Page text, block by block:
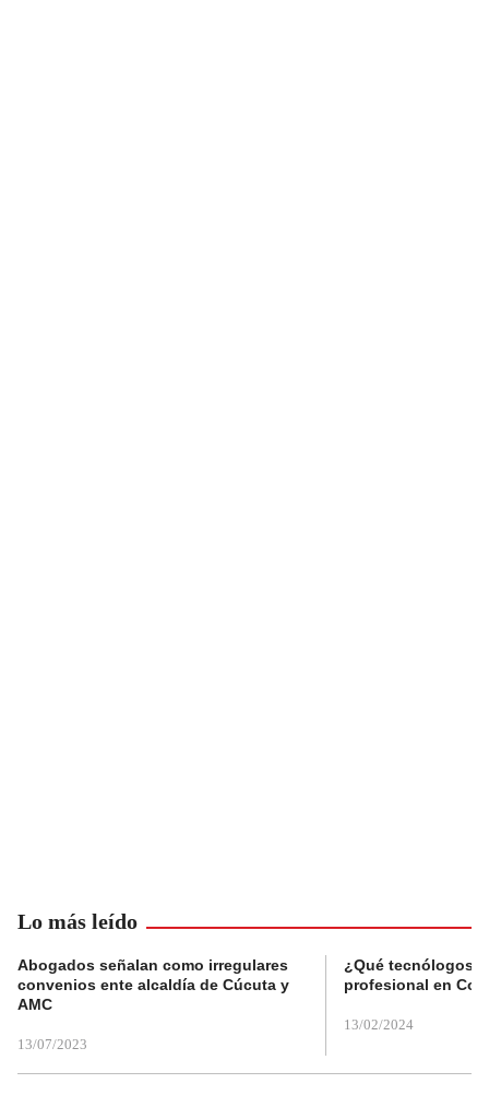
Lo más leído
Abogados señalan como irregulares
convenios ente alcaldía de Cúcuta y
AMC
13/07/2023
¿Qué tecnólogos
profesional en
13/02/2024